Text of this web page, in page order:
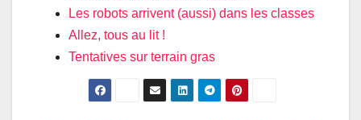
Les robots arrivent (aussi) dans les classes
Allez, tous au lit !
Tentatives sur terrain gras